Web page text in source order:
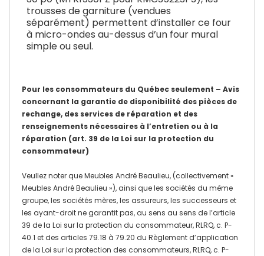
trousses de garniture (vendues
séparément) permettent d’installer ce four
à micro-ondes au-dessus d’un four mural
simple ou seul.
Pour les consommateurs du Québec seulement – Avis
concernant la garantie de disponibilité des pièces de
rechange, des services de réparation et des
renseignements nécessaires à l’entretien ou à la
réparation (art. 39 de la Loi sur la protection du
consommateur)
Veullez noter que Meubles André Beaulieu, (collectivement «
Meubles André Beaulieu »), ainsi que les sociétés du même
groupe, les sociétés mères, les assureurs, les successeurs et
les ayant-droit ne garantit pas, au sens au sens de l’article
39 de la Loi sur la protection du consommateur, RLRQ, c. P-
40.1 et des articles 79.18 à 79.20 du Règlement d’application
de la Loi sur la protection des consommateurs, RLRQ, c. P-